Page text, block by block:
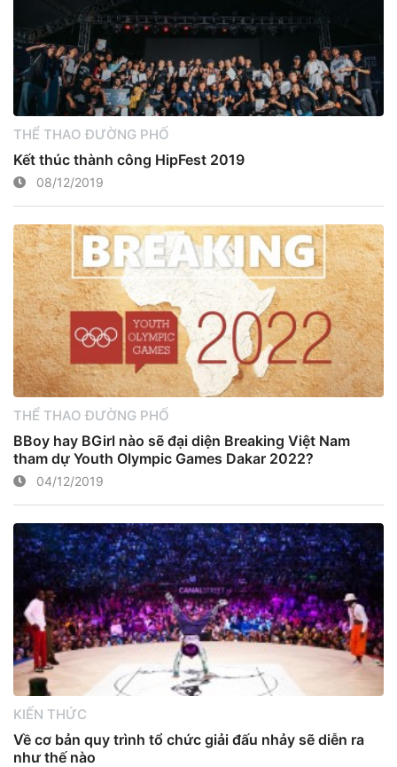
THỂ THAO ĐƯỜNG PHỐ
Kết thúc thành công HipFest 2019
08/12/2019
THỂ THAO ĐƯỜNG PHỐ
BBoy hay BGirl nào sẽ đại diện Breaking Việt Nam
tham dự Youth Olympic Games Dakar 2022?
04/12/2019
KIẾN THỨC
Về cơ bản quy trình tổ chức giải đấu nhảy sẽ diễn ra
như thế nào